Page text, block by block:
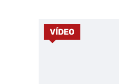
VÍDEO